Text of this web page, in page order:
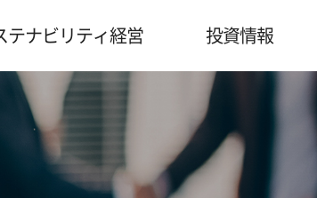
テナビリティ経営 投資情報